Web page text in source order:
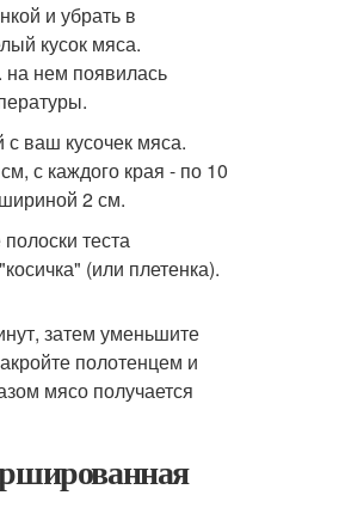
и убрать в
кусок мяса.
на нем появилась
с ваш кусочек мяса.
с каждого края - по 10
2 см.
теста
(или плетенка).
затем уменьшите
полотенцем и
мясо получается